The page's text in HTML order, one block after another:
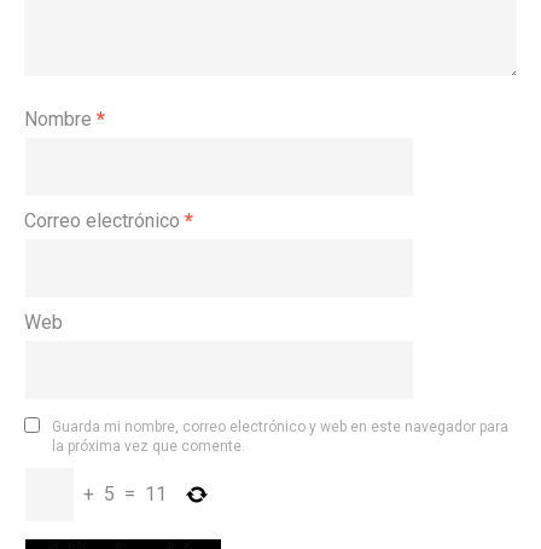
Nombre *
Correo electrónico *
Web
Guarda mi nombre, correo electrónico y web en este navegador para
la próxima vez que comente.
+ 5 = 11